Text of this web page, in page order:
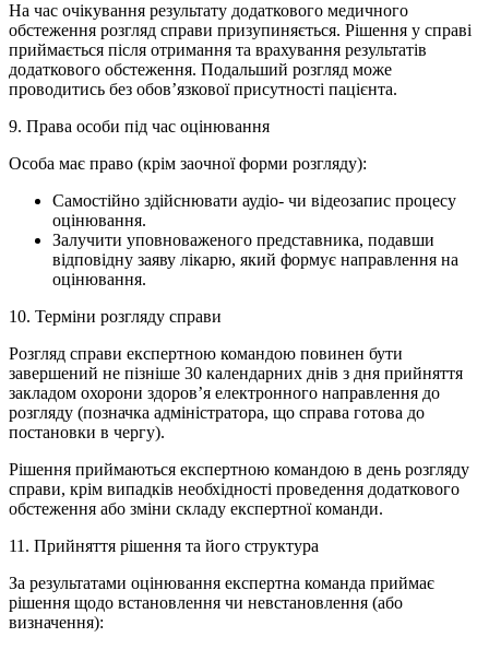
На час очікування результату додаткового медичного
обстеження розгляд справи призупиняється. Рішення у справі
приймається після отримання та врахування результатів
додаткового обстеження. Подальший розгляд може
проводитись без обов’язкової присутності пацієнта.
9. Права особи під час оцінювання
Особа має право (крім заочної форми розгляду):
Самостійно здійснювати аудіо- чи відеозапис процесу
оцінювання.
Залучити уповноваженого представника, подавши
відповідну заяву лікарю, який формує направлення на
оцінювання.
10. Терміни розгляду справи
Розгляд справи експертною командою повинен бути
завершений не пізніше 30 календарних днів з дня прийняття
закладом охорони здоров’я електронного направлення до
розгляду (позначка адміністратора, що справа готова до
постановки в чергу).
Рішення приймаються експертною командою в день розгляду
справи, крім випадків необхідності проведення додаткового
обстеження або зміни складу експертної команди.
11. Прийняття рішення та його структура
За результатами оцінювання експертна команда приймає
рішення щодо встановлення чи невстановлення (або
визначення):